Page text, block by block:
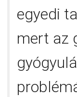
egyedi
mert az